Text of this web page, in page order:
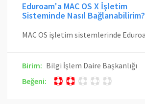
Eduroam'a MAC OS X İşletim
Sisteminde Nasıl Bağlanabilirim?
Birim: Bilgi İşlem Daire Başkanlığı
Beğeni: